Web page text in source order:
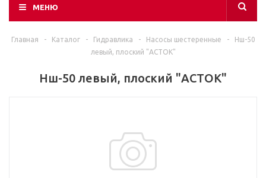
МЕНЮ
Главная - Каталог - Гидравлика - Насосы шестеренные -
Нш-50
левый, плоский "АСТОК"
Нш-50 левый, плоский "АСТОК"